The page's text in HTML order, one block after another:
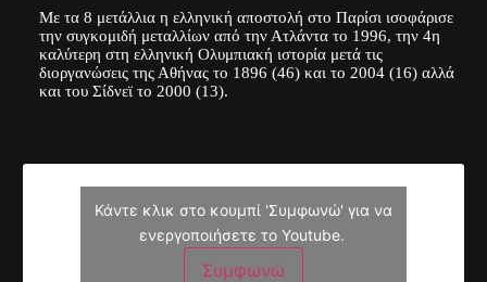
Με τα 8 μετάλλια η ελληνική αποστολή στο Παρίσι ισοφάρισε
την συγκομιδή μεταλλίων από την Ατλάντα το 1996, την 4η
καλύτερη στη ελληνική Ολυμπιακή ιστορία μετά τις
διοργανώσεις της Αθήνας το 1896 (46) και το 2004 (16) αλλά
και του Σίδνεϊ το 2000 (13).
Κάντε κλικ στο κουμπί 'Συμφωνώ' για να
ενεργοποιήσετε το Youtube.
Συμφωνώ